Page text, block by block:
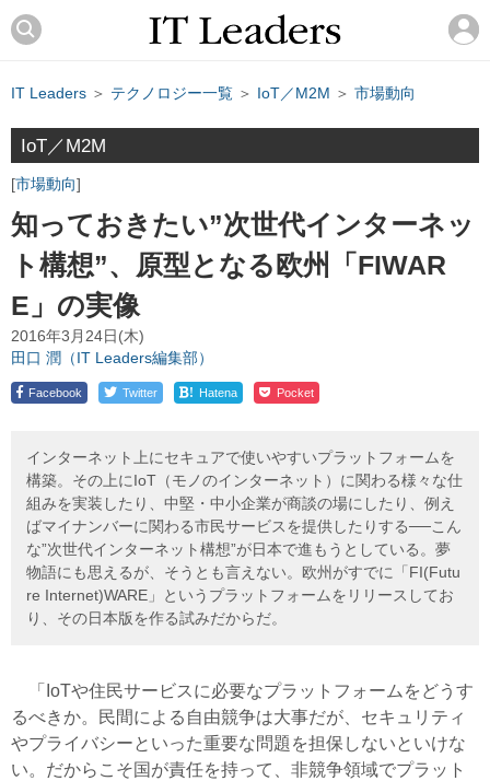
IT Leaders ＞ テクノロジー一覧 ＞ IoT／M2M ＞ 市場動向
IoT／M2M
市場動向
知っておきたい”次世代インターネッ
ト構想”、原型となる欧州「FIWAR
E」の実像
2016年3月24日(木)
田口 潤（IT Leaders編集部）
Facebook Twitter ! Hatena Pocket
インターネット上にセキュアで使いやすいプラットフォームを
構築。その上にIoT（モノのインターネット）に関わる様々な仕
組みを実装したり、中堅・中小企業が商談の場にしたり、例え
ばマイナンバーに関わる市民サービスを提供したりする──こん
な”次世代インターネット構想”が日本で進もうとしている。夢
物語にも思えるが、そうとも言えない。欧州がすでに「FI(Futu
re Internet)WARE」というプラットフォームをリリースしてお
り、その日本版を作る試みだからだ。
「IoTや住民サービスに必要なプラットフォームをどうす
るべきか。民間による自由競争は大事だが、セキュリティ
やプライバシーといった重要な問題を担保しないといけな
い。だからこそ国が責任を持って、非競争領域でプラット